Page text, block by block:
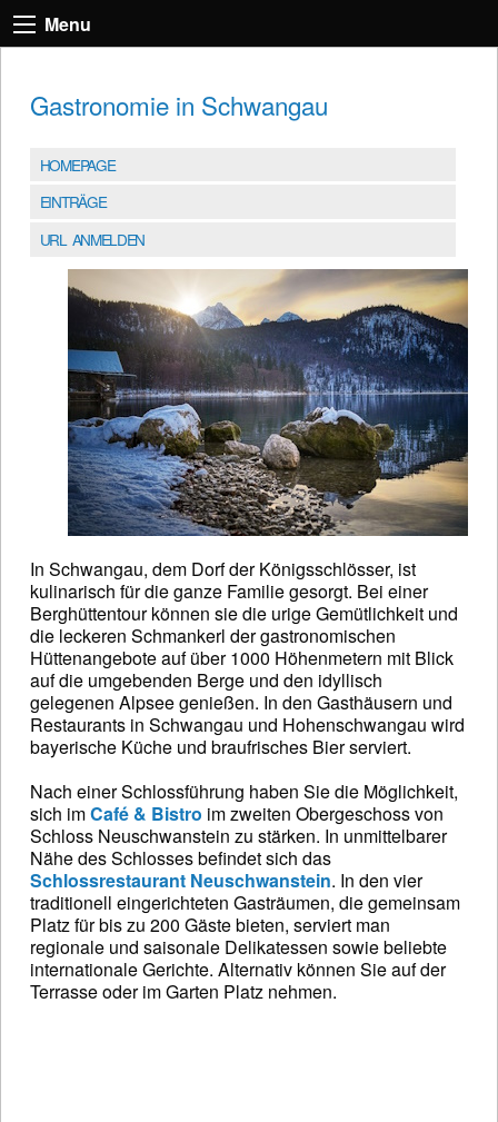
Menu
Gastronomie in Schwangau
HOMEPAGE
EINTRÄGE
URL ANMELDEN
In Schwangau, dem Dorf der Königsschlösser, ist
kulinarisch für die ganze Familie gesorgt. Bei einer
Berghüttentour können sie die urige Gemütlichkeit und
die leckeren Schmankerl der gastronomischen
Hüttenangebote auf über 1000 Höhenmetern mit Blick
auf die umgebenden Berge und den idyllisch
gelegenen Alpsee genießen. In den Gasthäusern und
Restaurants in Schwangau und Hohenschwangau wird
bayerische Küche und braufrisches Bier serviert.
Nach einer Schlossführung haben Sie die Möglichkeit,
sich imCafé & Bistro im zweiten Obergeschoss von
Schloss Neuschwanstein zu stärken. In unmittelbarer
Nähe des Schlosses befindet sich das
Schlossrestaurant Neuschwanstein. In den vier
traditionell eingerichteten Gasträumen, die gemeinsam
Platz für bis zu 200 Gäste bieten, serviert man
regionale und saisonale Delikatessen sowie beliebte
internationale Gerichte. Alternativ können Sie auf der
Terrasse oder im Garten Platz nehmen.